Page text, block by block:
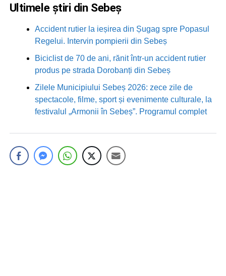
Ultimele știri din Sebeș
Accident rutier la ieșirea din Șugag spre Popasul
Regelui. Intervin pompierii din Sebeș
Biciclist de 70 de ani, rănit într-un accident rutier
produs pe strada Dorobanți din Sebeș
Zilele Municipiului Sebeș 2026: zece zile de
spectacole, filme, sport și evenimente culturale, la
festivalul „Armonii în Sebeș”. Programul complet